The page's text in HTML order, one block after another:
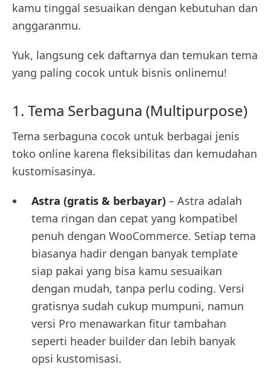
kamu tinggal sesuaikan dengan kebutuhan dan
anggaranmu.
Yuk, langsung cek daftarnya dan temukan tema
yang paling cocok untuk bisnis onlinemu!
1. Tema Serbaguna (Multipurpose)
Tema serbaguna cocok untuk berbagai jenis
toko online karena fleksibilitas dan kemudahan
kustomisasinya.
Astra (gratis & berbayar) – Astra adalah
tema ringan dan cepat yang kompatibel
penuh dengan WooCommerce. Setiap tema
biasanya hadir dengan banyak template
siap pakai yang bisa kamu sesuaikan
dengan mudah, tanpa perlu coding. Versi
gratisnya sudah cukup mumpuni, namun
versi Pro menawarkan fitur tambahan
seperti header builder dan lebih banyak
opsi kustomisasi.